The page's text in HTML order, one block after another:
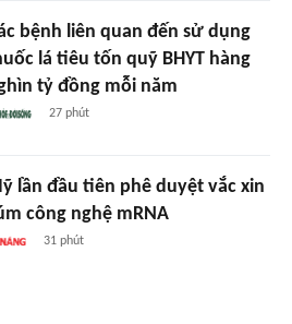
bệnh liên quan đến sử dụng
lá tiêu tốn quỹ BHYT hàng
tỷ đồng mỗi năm
27 phút
lần đầu tiên phê duyệt vắc xin
công nghệ mRNA
31 phút